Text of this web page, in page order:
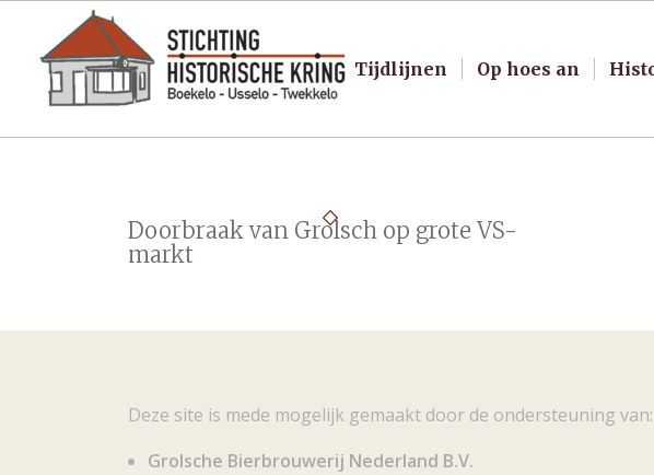
Tijdlijnen Op hoes an
Doorbraak van Grolsch op grote VS-
markt
Deze site is mede mogelijk gemaakt door de ondersteuning van:
Grolsche Bierbrouwerij Nederland B.V.